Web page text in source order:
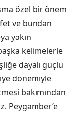
özel bir önem
ve bundan
yakın
kelimelerle
dayalı güçlü
dönemiyle
bakımından
Peygamber’e